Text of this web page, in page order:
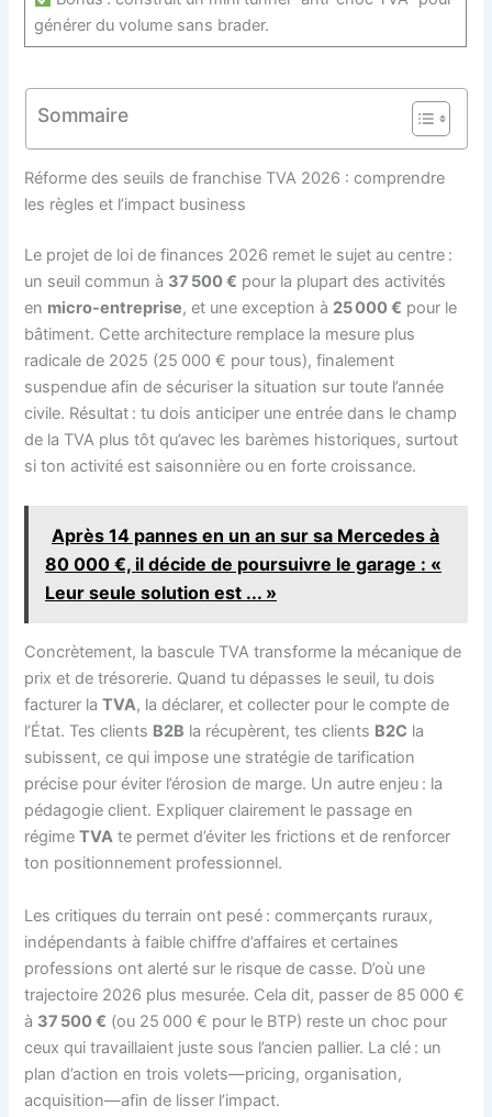
générer du volume sans brader.
Sommaire
Réforme des seuils de franchise TVA 2026 : comprendre
les règles et l’impact business
Le projet de loi de finances 2026 remet le sujet au centre :
un seuil commun à 37 500 € pour la plupart des activités
en micro-entreprise, et une exception à 25 000 € pour le
bâtiment. Cette architecture remplace la mesure plus
radicale de 2025 (25 000 € pour tous), finalement
suspendue afin de sécuriser la situation sur toute l’année
civile. Résultat : tu dois anticiper une entrée dans le champ
de la TVA plus tôt qu’avec les barèmes historiques, surtout
si ton activité est saisonnière ou en forte croissance.
Après 14 pannes en un an sur sa Mercedes à
80 000 €, il décide de poursuivre le garage : «
Leur seule solution est ... »
Concrètement, la bascule TVA transforme la mécanique de
prix et de trésorerie. Quand tu dépasses le seuil, tu dois
facturer laTVA, la déclarer, et collecter pour le compte de
l’État. Tes clients B2B la récupèrent, tes clients B2C la
subissent, ce qui impose une stratégie de tarification
précise pour éviter l’érosion de marge. Un autre enjeu : la
pédagogie client. Expliquer clairement le passage en
régimeTVA te permet d’éviter les frictions et de renforcer
ton positionnement professionnel.
Les critiques du terrain ont pesé : commerçants ruraux,
indépendants à faible chiffre d’affaires et certaines
professions ont alerté sur le risque de casse. D’où une
trajectoire 2026 plus mesurée. Cela dit, passer de 85 000 €
à 37 500 € (ou 25 000 € pour le BTP) reste un choc pour
ceux qui travaillaient juste sous l’ancien pallier. La clé : un
plan d’action en trois volets—pricing, organisation,
acquisition—afin de lisser l’impact.